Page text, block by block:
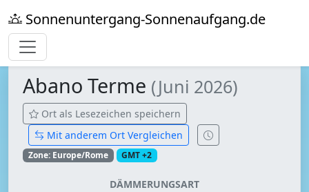
Sonnenuntergang-Sonnenaufgang.de
Abano Terme (Juni 2026)
Ort als Lesezeichen speichern
Mit anderem Ort Vergleichen
Zone: Europe/Rome GMT +2
DÄMMERUNGSART